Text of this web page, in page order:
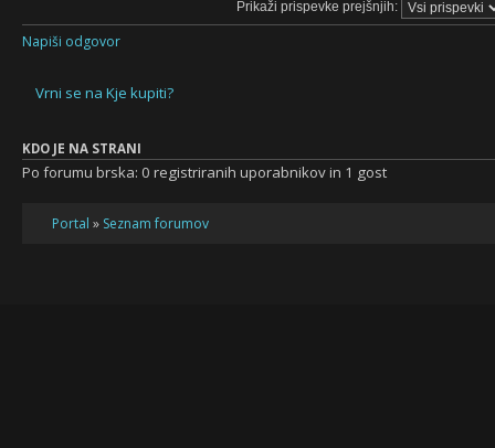
Prikaži prispevke prejšnjih:
Napiši odgovor
Vrni se na Kje kupiti?
KDO JE NA STRANI
Po forumu brska: 0 registriranih uporabnikov in 1 gost
Portal » Seznam forumov